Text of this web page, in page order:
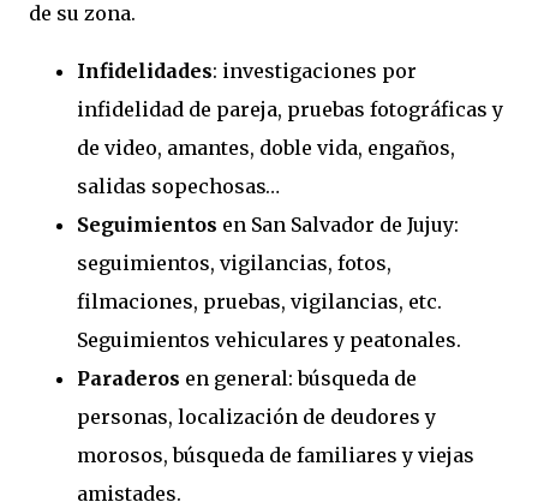
de su zona.
Infidelidades: investigaciones por
infidelidad de pareja, pruebas fotográficas y
de video, amantes, doble vida, engaños,
salidas sopechosas…
Seguimientos en San Salvador de Jujuy:
seguimientos, vigilancias, fotos,
filmaciones, pruebas, vigilancias, etc.
Seguimientos vehiculares y peatonales.
Paraderos en general: búsqueda de
personas, localización de deudores y
morosos, búsqueda de familiares y viejas
amistades.